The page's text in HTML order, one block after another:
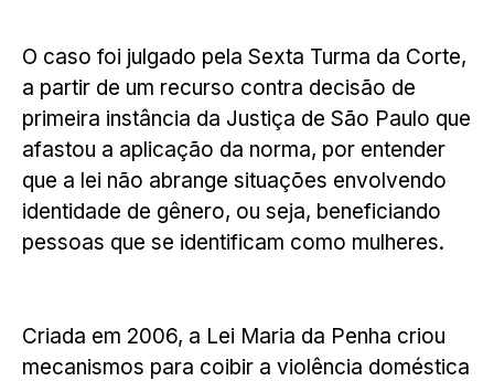
O caso foi julgado pela Sexta Turma da Corte,
a partir de um recurso contra decisão de
primeira instância da Justiça de São Paulo que
afastou a aplicação da norma, por entender
que a lei não abrange situações envolvendo
identidade de gênero, ou seja, beneficiando
pessoas que se identificam como mulheres.
Criada em 2006, a Lei Maria da Penha criou
mecanismos para coibir a violência doméstica